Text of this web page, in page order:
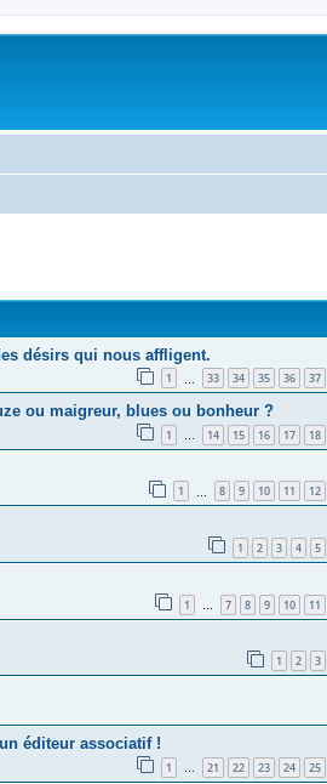
désirs qui nous affligent.
1 33 34 35 36 37
ou maigreur, blues ou bonheur ?
1 … 14 15 16 17 18
1 8 9 10 11 12
1 2 3 4 5
1 … 7 8 9 10 11
1 2 3
éditeur associatif !
1 … 21 22 23 24 25